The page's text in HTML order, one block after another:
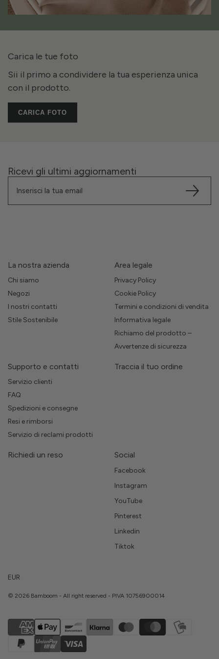
Carica le tue foto
Sii il primo a condividere la tua esperienza unica
con il prodotto.
CARICA FOTO
Ricevi gli ultimi aggiornamenti
La nostra azienda
Chi siamo
Negozi
I nostri contatti
Stile Sostenibile
Area legale
Privacy Policy
Cookie Policy
Termini e condizioni di vendita
Informativa legale
Richiamo del prodotto –
Avvertenze di sicurezza
Supporto e contatti
Servizio clienti
FAQ
Spedizioni e consegne
Resi e rimborsi
Servizio di reclami prodotti
Traccia il tuo ordine
Richiedi un reso Social
Facebook
Instagram
YouTube
Pinterest
Linkedin
Tiktok
EUR
© 2026 Bamboom - All right reserved - PIVA 10756900014